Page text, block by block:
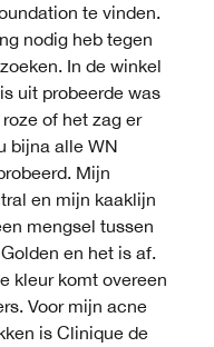
te vinden.
nodig heb tegen
In de winkel
uit probeerde was
of het zag er
bijna alle WN
Mijn
en mijn kaaklijn
mengsel tussen
en het is af.
kleur komt overeen
Voor mijn acne
is Clinique de